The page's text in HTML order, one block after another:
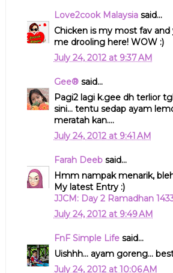
Love2cook Malaysiasaid...
Chicken is my most fav
me drooling here! WOW :)
July 24, 2012 at 9:37 AM
Gee®said...
Pagi2 lagi k.gee dh terlior
sini... tentu sedap ayam
meratah kan....
July 24, 2012 at 9:41 AM
Farah Deebsaid...
Hmm nampak menarik,
My latest Entry :)
JJCM: Day 2 Ramadhan
July 24, 2012 at 9:49 AM
FnF Simple Lifesaid...
Uishhh... ayam goreng...
July 24, 2012 at 10:06 AM